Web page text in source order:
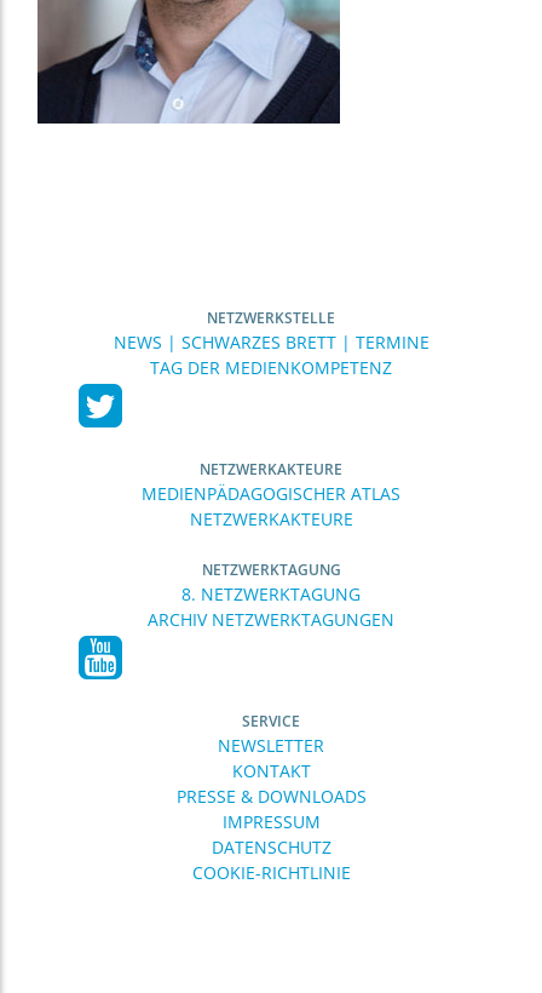
NETZWERKSTELLE
NEWS | SCHWARZES BRETT | TERMINE
TAG DER MEDIENKOMPETENZ
NETZWERKAKTEURE
MEDIENPÄDAGOGISCHER ATLAS
NETZWERKAKTEURE
NETZWERKTAGUNG
8. NETZWERKTAGUNG
ARCHIV NETZWERKTAGUNGEN
SERVICE
NEWSLETTER
KONTAKT
PRESSE & DOWNLOADS
IMPRESSUM
DATENSCHUTZ
COOKIE-RICHTLINIE